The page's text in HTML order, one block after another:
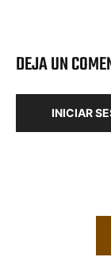
DEJA UN
INICIAR